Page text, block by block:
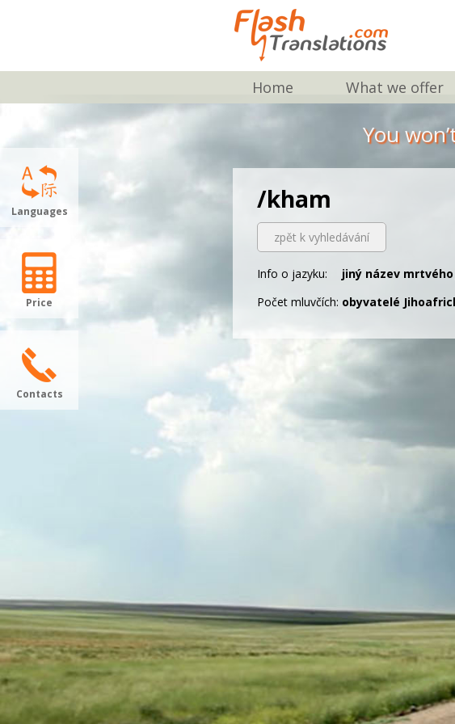
Home What we offer
Languages
Price
Contacts
You
/kham
zpět k vyhledávání
Info o jazyku:
jiný název mrtvého
Počet mluvčích: obyvatelé